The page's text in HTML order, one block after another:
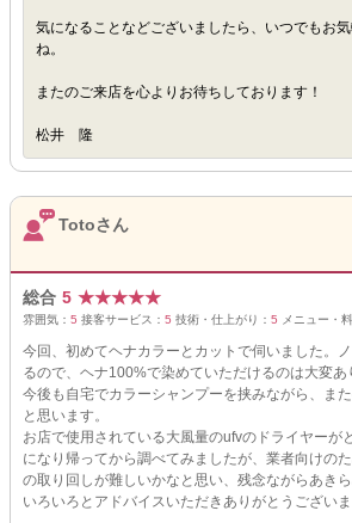
気になることなどございましたら、いつでもお
ね。
またのご来店を心よりお待ちしております！
松井 隆
Totoさん
総合 5 ★★★★★
雰囲気： 5 接客サービス： 5 技術・仕上がり： 5 メニュー・
今回、初めてヘナカラーとカットで伺いました。
るので、ヘナ100%で染めていただけるのは大変あ
今後も自宅でカラーシャンプーを挟みながら、ま
と思います。
お店で使用されている大風量のufvのドライヤーが
になり帰ってから調べてみましたが、業者向けの
の取り回しが難しいかなと思い、残念ながらあきら
いろいろとアドバイスいただきありがとうございま